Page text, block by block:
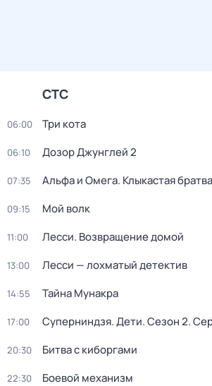
СТС
06:00 Три кота
06:10 Дозор Джунглей 2
07:35 Альфа и Омега. Клыкастая братва
09:15 Мой волк
11:00 Лесси. Возвращение домой
13:00 Лесси — лохматый детектив
14:55 Тайна Мунакра
17:00 Суперниндзя. Дети. Сезон 2.
20:30 Битва с киборгами
22:30 Боевой механизм